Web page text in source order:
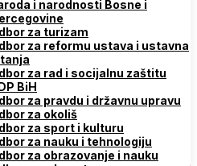
i narodnosti Bosne i
za turizam
za reformu ustava i ustavna
za rad i socijalnu zaštitu
BiH
za pravdu i državnu upravu
za okoliš
za sport i kulturu
za nauku i tehnologiju
za obrazovanje i nauku